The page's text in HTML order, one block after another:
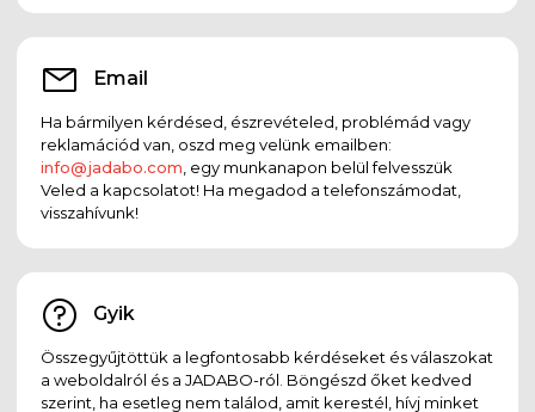
Email
Ha bármilyen kérdésed, észrevételed, problémád vagy
reklamációd van, oszd meg velünk emailben:
info@jadabo.com , egy munkanapon belül felvesszük
Veled a kapcsolatot! Ha megadod a telefonszámodat,
visszahívunk!
Gyik
Összegyűjtöttük a legfontosabb kérdéseket és válaszokat
a weboldalról és a JADABO-ról. Böngészd őket kedved
szerint, ha esetleg nem találod, amit kerestél, hívj minket